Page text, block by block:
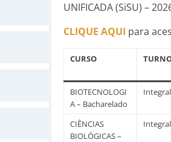
UNIFICADA (SiSU) –
CLIQUE AQUI para
CURSO
BIOTECNOLOGI
A – Bacharelado
Integral
CIÊNCIAS
BIOLÓGICAS –
Integral